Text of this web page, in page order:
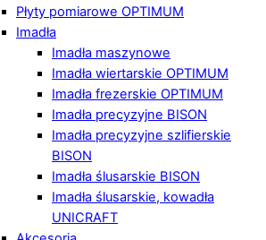
Płyty pomiarowe OPTIMUM
Imadła
Imadła maszynowe
Imadła wiertarskie OPTIMUM
Imadła frezerskie OPTIMUM
Imadła precyzyjne BISON
Imadła precyzyjne szlifierskie
BISON
Imadła ślusarskie BISON
Imadła ślusarskie, kowadła
UNICRAFT